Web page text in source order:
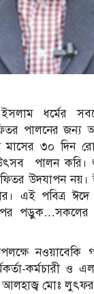
ধর্মের
পালনের জন্য
মাসের ৩০ দিন
পালন করি।
ফিতর উদযাপন
এই পবিত্র
পড়ুক…সকলের
নওয়াবেকি
কর্মচারী ও
আলহাজ্ব মোঃ